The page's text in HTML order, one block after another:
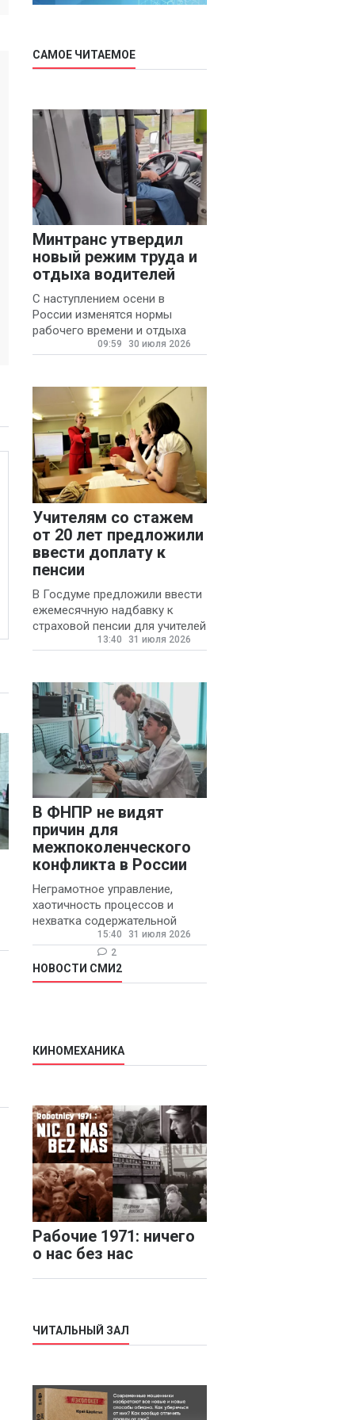
САМОЕ ЧИТАЕМОЕ
Минтранс утвердил
новый режим труда и
отдыха водителей
С наступлением осени в
России изменятся нормы
рабочего времени и отдыха
для автомобилистов.
09:59 30 июля 2026
Учителям со стажем
от 20 лет предложили
ввести доплату к
пенсии
В Госдуме предложили ввести
ежемесячную надбавку к
страховой пенсии для учителей
государственных и
13:40 31 июля 2026
В ФНПР не видят
причин для
межпоколенческого
конфликта в России
Неграмотное управление,
хаотичность процессов и
нехватка содержательной
обратной связи от
руководителя являются
основными причинами
конфликтов и раздражения в
15:40
31 июля 2026
2
НОВОСТИ СМИ2
КИНОМЕХАНИКА
Рабочие 1971: ничего
о нас без нас
ЧИТАЛЬНЫЙ ЗАЛ